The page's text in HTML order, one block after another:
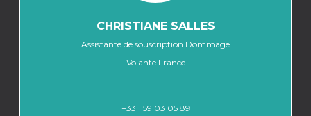
CHRISTIANE SALLES
Assistante de souscription Dommage
Volante France
+33 1 59 03 05 89